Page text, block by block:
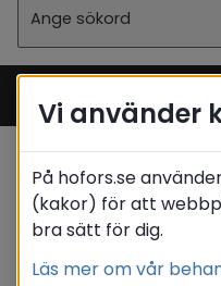
Startsida Stöd &
Vi använder
På hofors.se
(kakor) för att
bra sätt för dig.
Läs mer om vår